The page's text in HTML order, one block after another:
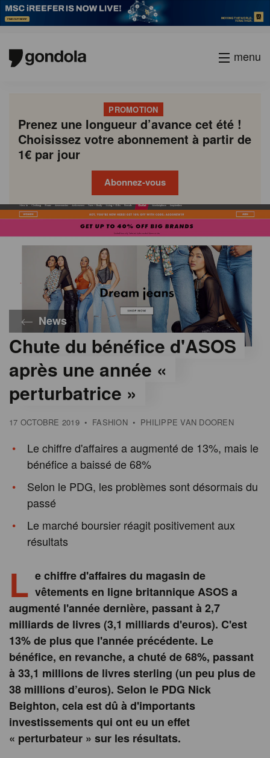
menu
PROMOTION
Prenez une longueur d’avance cet été !
Choisissez votre abonnement à partir de
1€ par jour
Abonnez-vous
News
Chute du bénéfice d'ASOS
après une année «
perturbatrice »
17 OCTOBRE 2019 • FASHION • PHILIPPE VAN DOOREN
Le chiffre d'affaires a augmenté de 13%, mais le
bénéfice a baissé de 68%
Selon le PDG, les problèmes sont désormais du
passé
Le marché boursier réagit positivement aux
résultats
L e chiffre d'affaires du magasin de
vêtements en ligne britannique ASOS a
augmenté l'année dernière, passant à 2,7
milliards de livres (3,1 milliards d'euros). C'est
13% de plus que l'année précédente. Le
bénéfice, en revanche, a chuté de 68%, passant
à 33,1 millions de livres sterling (un peu plus de
38 millions d’euros). Selon le PDG Nick
Beighton, cela est dû à d'importants
investissements qui ont eu un effet
« perturbateur » sur les résultats.
Gondola
Gondola